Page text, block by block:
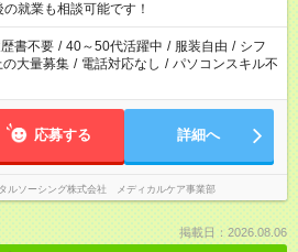
就業も相談可能です！
書不要 / 40～50代活躍中 / 服装自由 / シフ
の大量募集 / 電話対応なし / パソコンスキル不
応募する 詳細へ
ルソーシング株式会社 メディカルケア事業部
掲載日：2026.08.06